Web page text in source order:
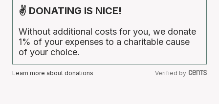
✌ DONATING IS NICE!
Without additional costs for you, we donate
1% of your expenses to a charitable cause
of your choice.
Learn more about donations Verified by